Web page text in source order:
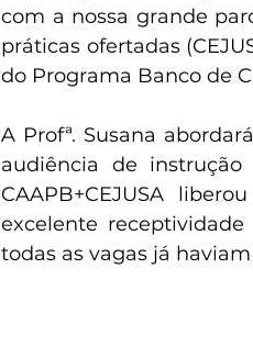
com a nossa grande
práticas ofertadas
do Programa Banco de
A Profª. Susana
audiência de
CAAPB+CEJUSA
excelente
todas as vagas já